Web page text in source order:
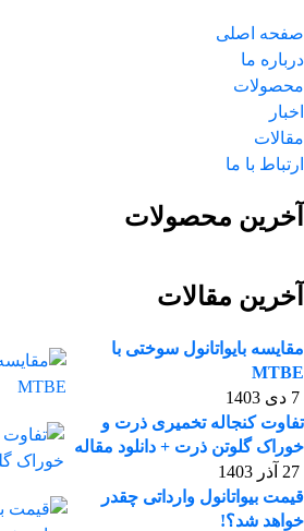
صفحه اصلی
درباره ما
محصولات
اخبار
مقالات
ارتباط با ما
آخرین محصولات
آخرین مقالات
مقایسه بایواتانول سوختی با
MTBE
7 دی 1403
تفاوت کنجاله تخمیری ذرت و
خوراک گلوتن ذرت + دانلود مقاله
27 آذر 1403
قیمت بیواتانول وارداتی چقدر
خواهد شد؟!